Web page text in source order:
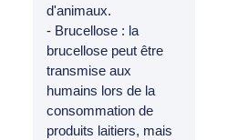
d'animaux.
- Brucellose : la
brucellose peut être
transmise aux
humains lors de la
consommation de
produits laitiers, mais